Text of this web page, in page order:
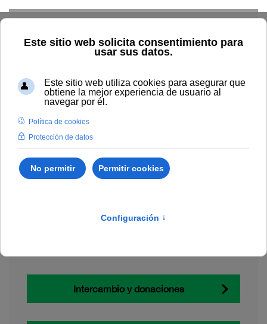
Explorar el catálogo
Dónde comprar
Intercambio y donaciones